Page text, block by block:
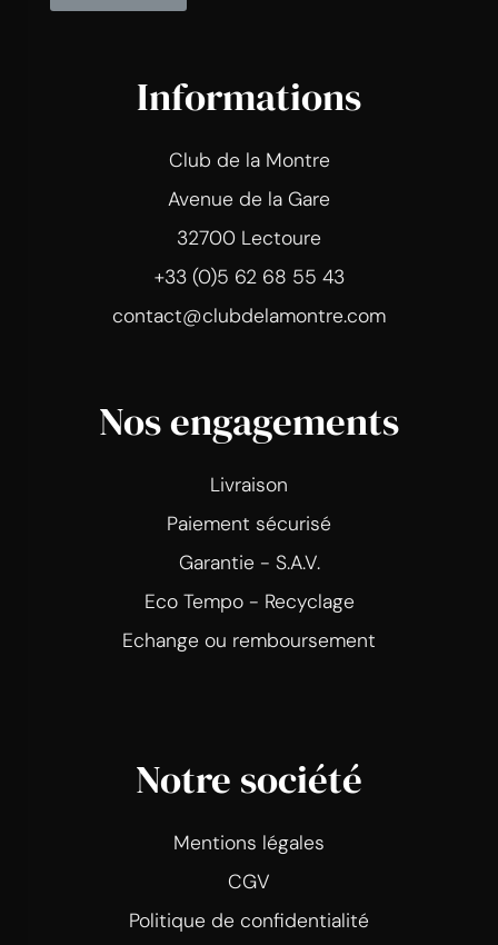
Informations
Club de la Montre
Avenue de la Gare
32700 Lectoure
+33 (0)5 62 68 55 43
contact@clubdelamontre.com
Nos engagements
Livraison
Paiement sécurisé
Garantie - S.A.V.
Eco Tempo - Recyclage
Echange ou remboursement
Notre société
Mentions légales
CGV
Politique de confidentialité